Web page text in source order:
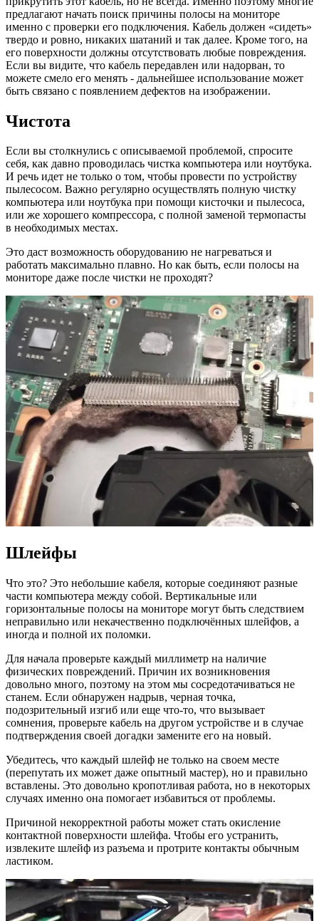
предлагают начать поиск причины полосы на мониторе
именно с проверки его подключения. Кабель должен «сидеть»
твердо и ровно, никаких шатаний и так далее. Кроме того, на
его поверхности должны отсутствовать любые повреждения.
Если вы видите, что кабель передавлен или надорван, то
можете смело его менять - дальнейшее использование может
быть связано с появлением дефектов на изображении.
Чистота
Если вы столкнулись с описываемой проблемой, спросите
себя, как давно проводилась чистка компьютера или ноутбука.
И речь идет не только о том, чтобы провести по устройству
пылесосом. Важно регулярно осуществлять полную чистку
компьютера или ноутбука при помощи кисточки и пылесоса,
или же хорошего компрессора, с полной заменой термопасты
в необходимых местах.
Это даст возможность оборудованию не нагреваться и
работать максимально плавно. Но как быть, если полосы на
мониторе даже после чистки не проходят?
Шлейфы
Что это? Это небольшие кабеля, которые соединяют разные
части компьютера между собой. Вертикальные или
горизонтальные полосы на мониторе могут быть следствием
неправильно или некачественно подключённых шлейфов, а
иногда и полной их поломки.
Для начала проверьте каждый миллиметр на наличие
физических повреждений. Причин их возникновения
довольно много, поэтому на этом мы сосредотачиваться не
станем. Если обнаружен надрыв, черная точка,
подозрительный изгиб или еще что-то, что вызывает
сомнения, проверьте кабель на другом устройстве и в случае
подтверждения своей догадки замените его на новый.
Убедитесь, что каждый шлейф не только на своем месте
(перепутать их может даже опытный мастер), но и правильно
вставлены. Это довольно кропотливая работа, но в некоторых
случаях именно она помогает избавиться от проблемы.
Причиной некорректной работы может стать окисление
контактной поверхности шлейфа. Чтобы его устранить,
извлеките шлейф из разъема и протрите контакты обычным
ластиком.